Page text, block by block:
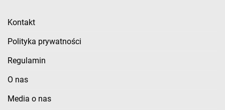
Kontakt
Polityka prywatności
Regulamin
O nas
Media o nas